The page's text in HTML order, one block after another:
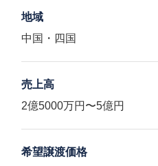
地域
中国・四国
売上高
2億5000万円〜5億円
希望譲渡価格